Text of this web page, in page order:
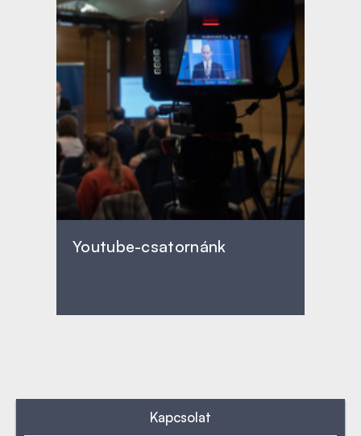
Youtube-csatornánk
Kapcsolat